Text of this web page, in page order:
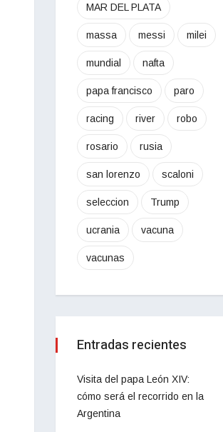
MAR DEL PLATA
massa messi milei
mundial nafta
papa francisco paro
racing river robo
rosario rusia
san lorenzo scaloni
seleccion Trump
ucrania vacuna
vacunas
Entradas recientes
Visita del papa León XIV:
cómo será el recorrido en la
Argentina